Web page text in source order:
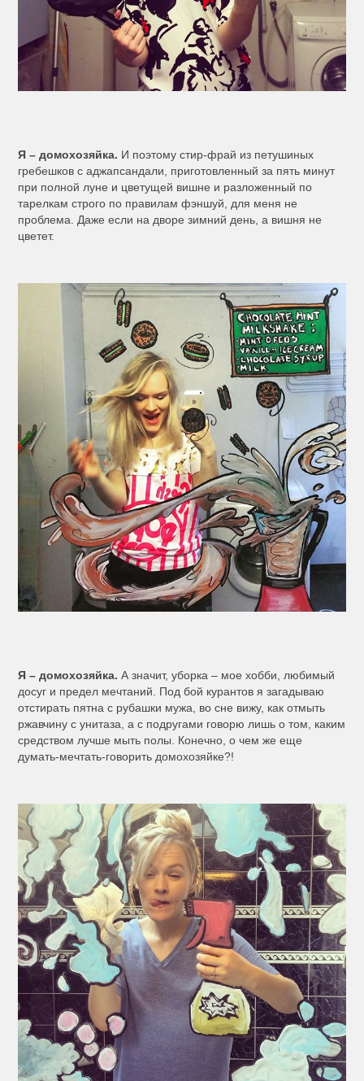
Я – домохозяйка. И поэтому стир-фрай из петушиных
гребешков с аджапсандали, приготовленный за пять минут
при полной луне и цветущей вишне и разложенный по
тарелкам строго по правилам фэншуй, для меня не
проблема. Даже если на дворе зимний день, а вишня не
цветет.
Я – домохозяйка.А значит, уборка – мое хобби, любимый
досуг и предел мечтаний. Под бой курантов я загадываю
отстирать пятна с рубашки мужа, во сне вижу, как отмыть
ржавчину с унитаза, а с подругами говорю лишь о том, каким
средством лучше мыть полы. Конечно, о чем же еще
думать-мечтать-говорить домохозяйке?!